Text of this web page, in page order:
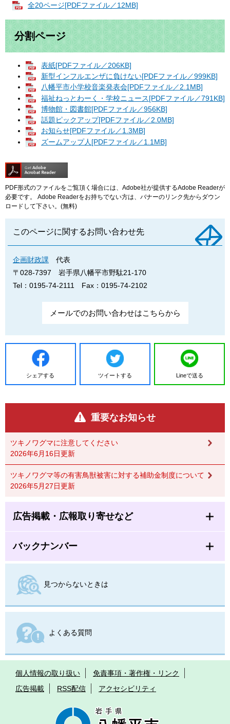
全20ページ[PDFファイル／12MB]
分割ページ
表紙[PDFファイル／206KB]
新型インフルエンザに負けない[PDFファイル／999KB]
八幡平市小学校音楽発表会[PDFファイル／2.1MB]
福祉ねっとわーく・学校ニュース[PDFファイル／791KB]
博物館・図書館[PDFファイル／956KB]
話題ピックアップ[PDFファイル／2.0MB]
お知らせ[PDFファイル／1.3MB]
ズームアップ人[PDFファイル／1.1MB]
PDF形式のファイルをご覧頂く場合には、Adobe社が提供するAdobe Readerが
必要です。
Adobe Readerをお持ちでない方は、バナーのリンク先からダウン
ロードして下さい。(無料)
このページに関するお問い合わせ先
企画財政課
代表
〒028-7397
岩手県八幡平市野駄21-170
Tel：0195-74-2111
Fax：0195-74-2102
メールでのお問い合わせはこちらから
シェアする ツイートする Lineで送る
重要なお知らせ
ツキノワグマに注意してください
2026年6月16日更新
ツキノワグマ等の有害鳥獣被害に対する補助金制度について
2026年5月27日更新
広告掲載・広報取り寄せなど
バックナンバー
見つからないときは
よくある質問
個人情報の取り扱い
免責事項・著作権・リンク
広告掲載
RSS配信 アクセシビリティ